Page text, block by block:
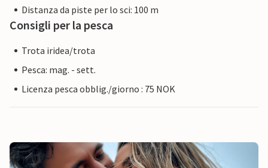
Distanza da piste per lo sci: 100 m
Consigli per la pesca
Trota iridea/trota
Pesca: mag. - sett.
Licenza pesca obblig./giorno : 75 NOK